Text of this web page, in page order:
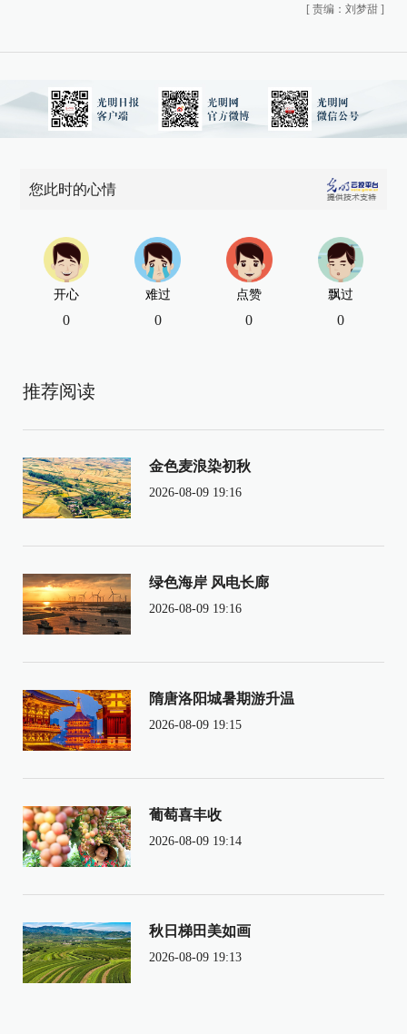
[ 责编：刘梦甜 ]
您此时的心情
开心
0
难过
0
点赞
0
飘过
0
推荐阅读
金色麦浪染初秋
2026-08-09 19:16
绿色海岸 风电长廊
2026-08-09 19:16
隋唐洛阳城暑期游升温
2026-08-09 19:15
葡萄喜丰收
2026-08-09 19:14
秋日梯田美如画
2026-08-09 19:13